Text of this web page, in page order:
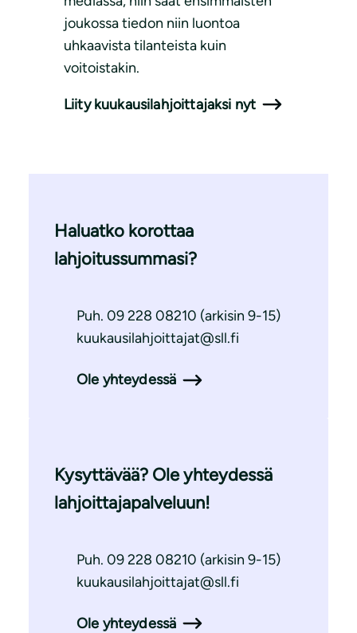
joukossa tiedon niin luontoa
uhkaavista tilanteista kuin
voitoistakin.
Liity kuukausilahjoittajaksi nyt
Haluatko korottaa
lahjoitussummasi?
Puh. 09 228 08210 (arkisin 9-15)
kuukausilahjoittajat@sll.fi
Ole yhteydessä
Kysyttävää? Ole yhteydessä
lahjoittajapalveluun!
Puh. 09 228 08210 (arkisin 9-15)
kuukausilahjoittajat@sll.fi
Ole yhteydessä